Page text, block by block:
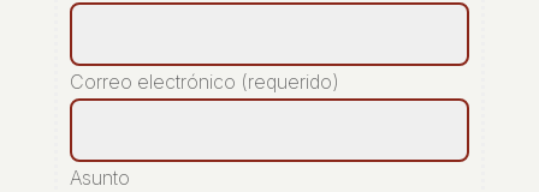
Correo electrónico (requerido)
Asunto